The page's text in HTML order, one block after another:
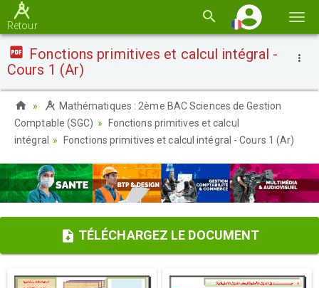
la
Retour
Fonctions primitives et calcul intégral -
Cours 1 (Ar)
Mathématiques : 2ème BAC Sciences de Gestion
Comptable (SGC)
Fonctions primitives et calcul
intégral
Fonctions primitives et calcul intégral - Cours 1 (Ar)
TÉLÉCHARGEZ LE DOCUMENT